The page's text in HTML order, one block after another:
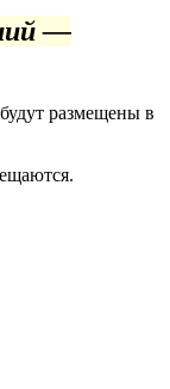
—
размещены в
.